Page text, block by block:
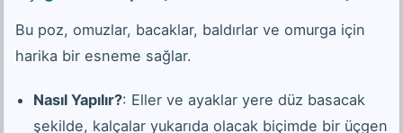
Bu poz, omuzlar, bacaklar, baldırlar ve omurga için
harika bir esneme sağlar.
Nasıl Yapılır?: Eller ve ayaklar yere düz basacak
şekilde, kalçalar yukarıda olacak biçimde bir üçgen